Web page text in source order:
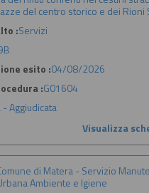
del centro storico e dei Rioni
:Servizi
esito :04/08/2026
:G01604
- Aggiudicata
Visualizza
di Matera - Servizio
Ambiente e Igiene